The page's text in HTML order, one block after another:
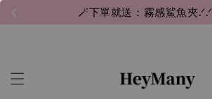
🪄下單就送：霧感鯊魚夾.ᐟ.ᐟ